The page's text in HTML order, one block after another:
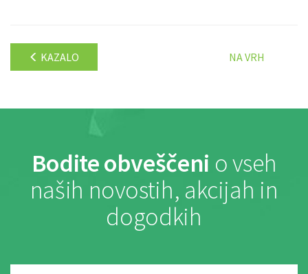
KAZALO NA VRH
Bodite obveščeni o vseh
naših novostih, akcijah in
dogodkih